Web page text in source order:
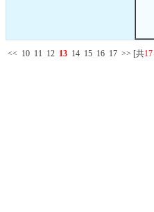
<< 10 11 12 13 14 15 16 17 >> [共17